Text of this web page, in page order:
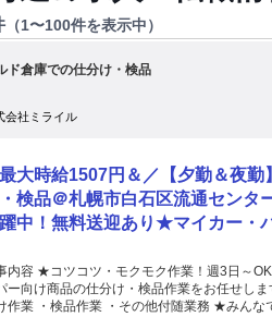
（1〜100件を表示中）
ド倉庫での仕分け・検品
会社ミライル
大時給1507円＆／【夕勤＆夜勤
検品＠札幌市白石区流通セン
中！無料送迎あり★マイカー・
内容 ★コツコツ・モクモク作業！週3日～OK！無料
向け商品の仕分け・検品作業をお任せします！ ▼具体的には… ・商
・検品作業 ・その他付随業務 ★みんなで一斉に作業するので安心 ★サポ